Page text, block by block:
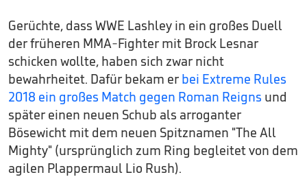
Gerüchte, dass WWE Lashley in ein großes Duell
der früheren MMA-Fighter mit Brock Lesnar
schicken wollte, haben sich zwar nicht
bewahrheitet. Dafür bekam er bei Extreme Rules
2018 ein großes Match gegen Roman Reigns und
später einen neuen Schub als arroganter
Bösewicht mit dem neuen Spitznamen "The All
Mighty" (ursprünglich zum Ring begleitet von dem
agilen Plappermaul Lio Rush).